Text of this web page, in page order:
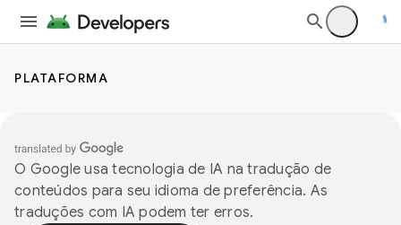
PLATAFORMA
O Google usa tecnologia de IA na tradução de
conteúdos para seu idioma de preferência. As
traduções com IA podem ter erros.